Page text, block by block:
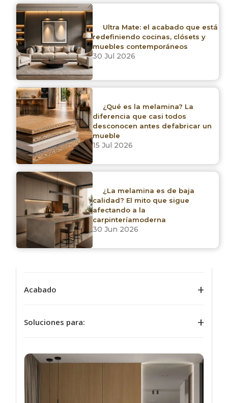
1 productos
Limpiar filtros
Marca
Formica
Linea
Formato
Acabado
Soluciones para:
Ultra Mate: el acabado que está
redefiniendo cocinas, clósets y
muebles contemporáneos
30 Jul 2026
¿Qué es la melamina? La
diferencia que casi todos
desconocen antes defabricar un
mueble
15 Jul 2026
¿La melamina es de baja
calidad? El mito que sigue
afectando a la
carpinteríamoderna
30 Jun 2026